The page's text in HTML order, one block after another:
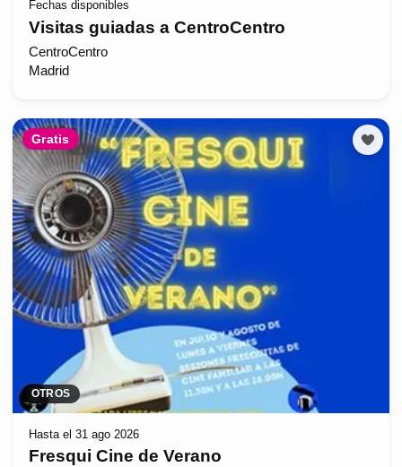
Fechas disponibles
Visitas guiadas a CentroCentro
CentroCentro
Madrid
Gratis
OTROS
Hasta el 31 ago 2026
Fresqui Cine de Verano